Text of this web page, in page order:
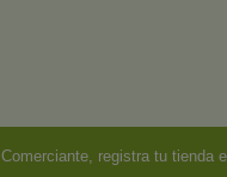
Comerciante, registra tu tienda